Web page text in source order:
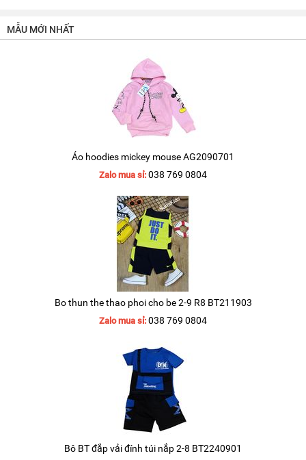
MẪU MỚI NHẤT
Áo hoodies mickey mouse AG2090701
Zalo mua sỉ: 038 769 0804
Bo thun the thao phoi cho be 2-9 R8 BT211903
Zalo mua sỉ: 038 769 0804
Bô BT đắp vải đính túi nắp 2-8 BT2240901